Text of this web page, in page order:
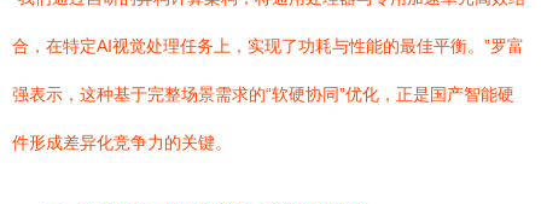
合，在特定AI视觉处理任务上，实现了功耗与性能的最佳平衡。”罗富
强表示，这种基于完整场景需求的“软硬协同”优化，正是国产智能硬
件形成差异化竞争力的关键。